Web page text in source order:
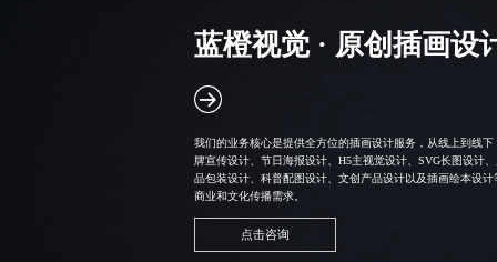
蓝橙视觉 · 原创插画设
我们的业务核心是提供全方位的插画设计服务，从线上到线
牌宣传设计、节日海报设计、H5主视觉设计、 SVG长图设计
品包装设计、科普配图设计、文创产品设计以及插画绘本设
商业和文化传播需求。
点击咨询